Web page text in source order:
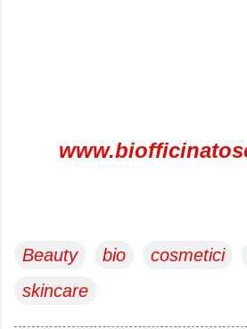
Beauty bio cosmetici
skincare